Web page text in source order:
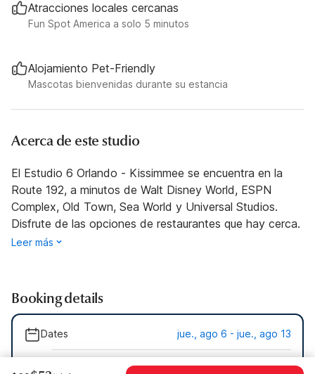
Atracciones locales cercanas
Fun Spot America a solo 5 minutos
Alojamiento Pet-Friendly
Mascotas bienvenidas durante su estancia
Acerca de este studio
El Estudio 6 Orlando - Kissimmee se encuentra en la
Route 192, a minutos de Walt Disney World, ESPN
Complex, Old Town, Sea World y Universal Studios.
Disfrute de las opciones de restaurantes que hay cerca.
Leer más
Booking details
Dates jue., ago 6 - jue., ago 13
1 Guest